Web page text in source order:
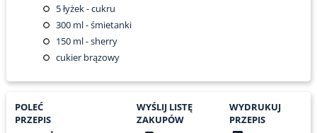
5łyżek - cukru
300ml - śmietanki
150ml - sherry
cukier brązowy
POLEĆ
PRZEPIS
WYŚLIJ LISTĘ
ZAKUPÓW
WYDRUKUJ
PRZEPIS